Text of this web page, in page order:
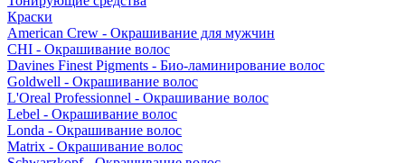
Краски
American Crew - Окрашивание для мужчин
CHI - Окрашивание волос
Davines Finest Pigments - Био-ламинирование волос
Goldwell - Окрашивание волос
L'Oreal Professionnel - Окрашивание волос
Lebel - Окрашивание волос
Londa - Окрашивание волос
Matrix - Окрашивание волос